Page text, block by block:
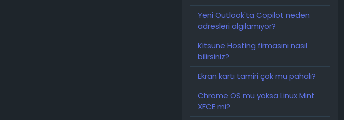
Yeni Outlook'ta Copilot neden
adresleri algılamıyor?
Kitsune Hosting firmasını nasıl
bilirsiniz?
Ekran kartı tamiri çok mu pahalı?
Chrome OS mu yoksa Linux Mint
XFCE mi?